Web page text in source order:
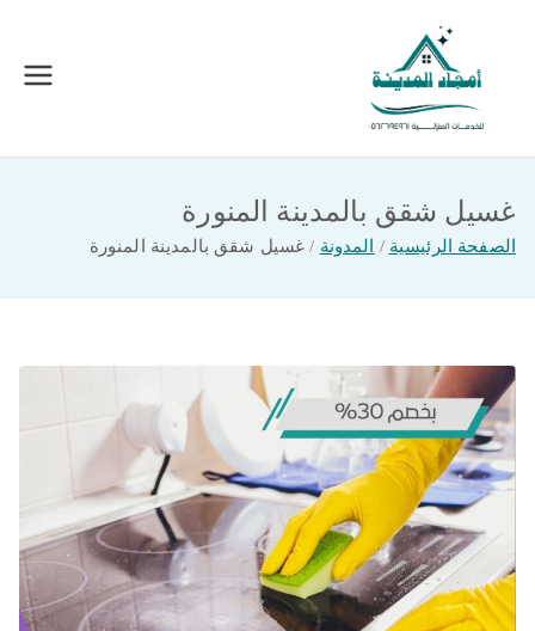
المحتوى
امجاد المدينة للخدمات المنزلية
غسيل شقق بالمدينة المنورة
الصفحة الرئيسية المدونة غسيل شقق بالمدينة المنورة